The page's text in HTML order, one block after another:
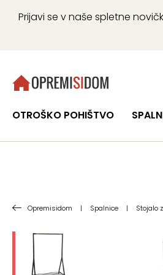
Prijavi se v naše spletne
OTROŠKO POHIŠTVO
Opremisidom | Spalnice | Stojalo